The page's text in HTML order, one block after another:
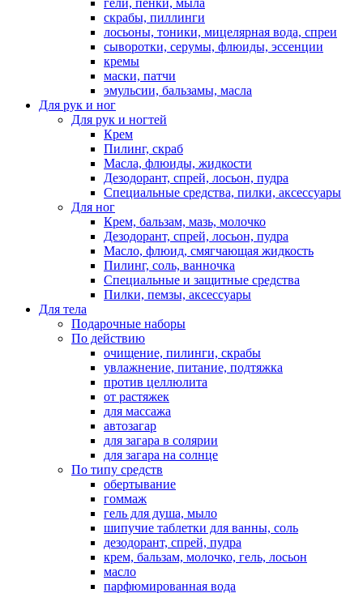
гели, пенки, мыла
скрабы, пиллинги
лосьоны, тоники, мицелярная вода, спреи
сыворотки, серумы, флюиды, эссенции
кремы
маски, патчи
эмульсии, бальзамы, масла
Для рук и ног
Для рук и ногтей
Крем
Пилинг, скраб
Масла, флюиды, жидкости
Дезодорант, спрей, лосьон, пудра
Специальные средства, пилки, аксессуары
Для ног
Крем, бальзам, мазь, молочко
Дезодорант, спрей, лосьон, пудра
Масло, флюид, смягчающая жидкость
Пилинг, соль, ванночка
Специальные и защитные средства
Пилки, пемзы, аксессуары
Для тела
Подарочные наборы
По действию
очищение, пилинги, скрабы
увлажнение, питание, подтяжка
против целлюлита
от растяжек
для массажа
автозагар
для загара в солярии
для загара на солнце
По типу средств
обертывание
гоммаж
гель для душа, мыло
шипучие таблетки для ванны, соль
дезодорант, спрей, пудра
крем, бальзам, молочко, гель, лосьон
масло
парфюмированная вода